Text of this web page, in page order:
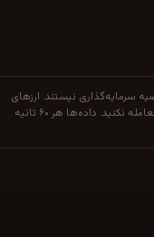
سرمایه‌گذاری نیستند. ارزهای
دیجیتال پرنوسان‌اند؛ هرگز بیش از توانِ از دست دادن معامله نکنید. داده‌ها هر ۶۰ ثانیه